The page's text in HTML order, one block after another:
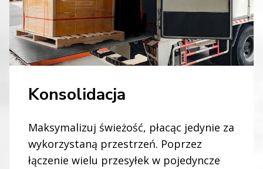
Konsolidacja
Maksymalizuj świeżość, płacąc jedynie za
wykorzystaną przestrzeń. Poprzez
łączenie wielu przesyłek w pojedyncze